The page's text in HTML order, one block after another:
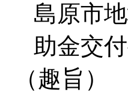
島原市
助金交
（趣旨）